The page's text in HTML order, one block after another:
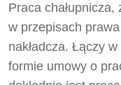
Praca chałupnicza,
w przepisach
nakładcza. Łączy
formie umowy o